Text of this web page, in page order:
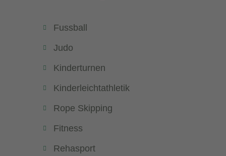
Fussball
Judo
Kinderturnen
Kinderleichtathletik
Rope Skipping
Fitness
Rehasport